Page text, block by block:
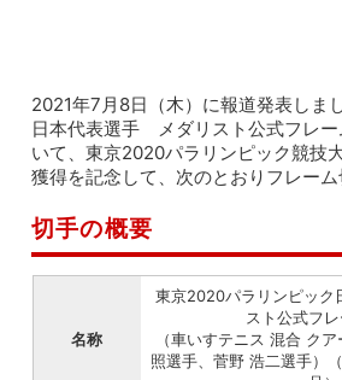
2021年7月8日（木）に報道発表しま
日本代表選手 メダリスト公式フレー
いて、東京2020パラリンピック競技
獲得を記念して、次のとおりフレーム
切手の概要
名称
東京2020パラリンピッ
スト公式フ
（車いすテニス 混合 ク
照選手、菅野 浩二選手）